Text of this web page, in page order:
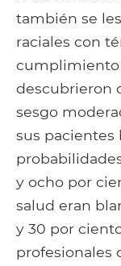
también se
raciales con
cumplimiento
descubrieron
sesgo
sus pacientes
y ocho por
salud eran
y 30 por
profesionales